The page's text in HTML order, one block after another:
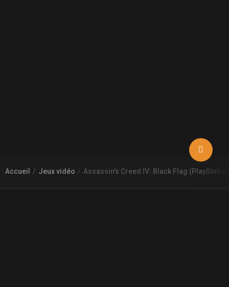
Accueil Jeux vidéo Assassin's Creed IV: Black Flag